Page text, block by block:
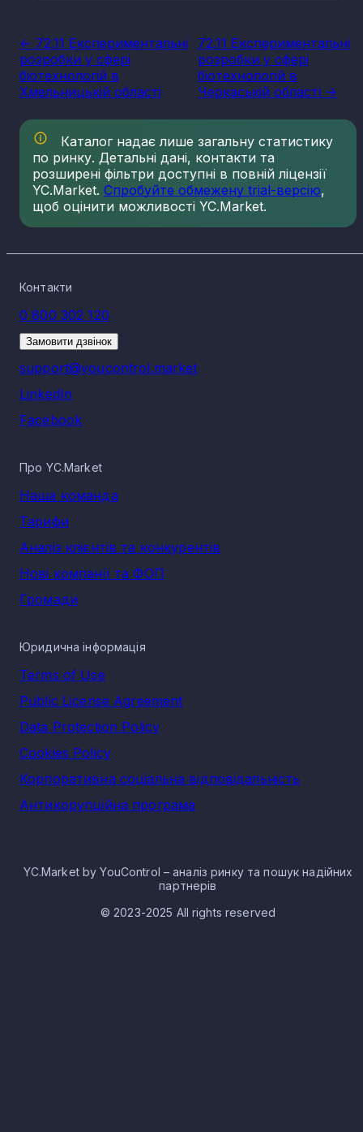
<- 72.11 Експериментальні
розробки у сфері
біотехнологій в
Хмельницькій області
72.11 Експериментальні
розробки у сфері
біотехнологій в
Черкаській області ->
Каталог надає лише загальну статистику
по ринку. Детальні дані, контакти та
розширені фільтри доступні в повній ліцензії
YC.Market. Спробуйте обмежену trial-версію,
щоб оцінити можливості YC.Market.
Контакти
0 800 302 120
Замовити дзвінок
support@youcontrol.market
LinkedIn
Facebook
Про YC.Market
Наша команда
Тарифи
Аналіз клієнтів та конкурентів
Нові компанії та ФОП
Громади
Юридична інформація
Terms of Use
Public License Agreement
Data Protection Policy
Cookies Policy
Корпоративна соціальна відповідальність
Антикорупційна програма
YC.Market by YouControl – аналіз ринку та пошук надійних
партнерів
© 2023-2025 All rights reserved